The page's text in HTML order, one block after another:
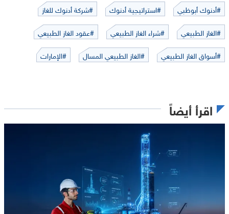
#أدنوك أبوظبي
#استراتيجية أدنوك
#شركة أدنوك للغاز
#الغاز الطبيعي
#شراء الغاز الطبيعي
#عقود الغاز الطبيعي
#أسواق الغاز الطبيعي
#الغاز الطبيعي المسال #الإمارات
اقرأ أيضاً